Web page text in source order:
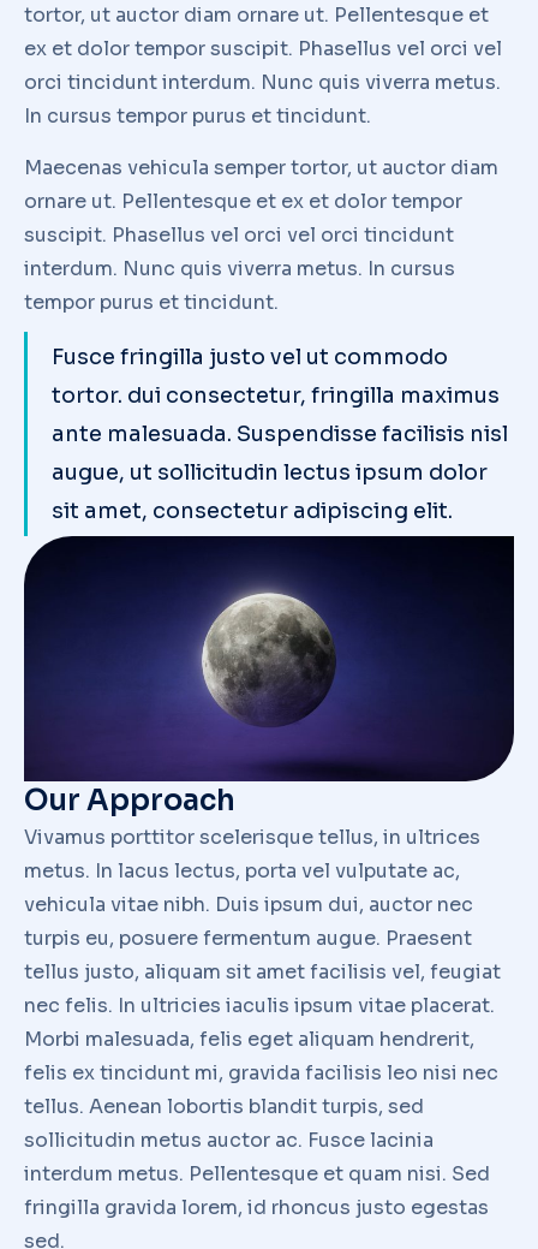
tortor, ut auctor diam ornare ut. Pellentesque et
ex et dolor tempor suscipit. Phasellus vel orci vel
orci tincidunt interdum. Nunc quis viverra metus.
In cursus tempor purus et tincidunt.
Maecenas vehicula semper tortor, ut auctor diam
ornare ut. Pellentesque et ex et dolor tempor
suscipit. Phasellus vel orci vel orci tincidunt
interdum. Nunc quis viverra metus. In cursus
tempor purus et tincidunt.
Fusce fringilla justo vel ut commodo
tortor. dui consectetur, fringilla maximus
ante malesuada. Suspendisse facilisis nisl
augue, ut sollicitudin lectus ipsum dolor
sit amet, consectetur adipiscing elit.
Our Approach
Vivamus porttitor scelerisque tellus, in ultrices
metus. In lacus lectus, porta vel vulputate ac,
vehicula vitae nibh. Duis ipsum dui, auctor nec
turpis eu, posuere fermentum augue. Praesent
tellus justo, aliquam sit amet facilisis vel, feugiat
nec felis. In ultricies iaculis ipsum vitae placerat.
Morbi malesuada, felis eget aliquam hendrerit,
felis ex tincidunt mi, gravida facilisis leo nisi nec
tellus. Aenean lobortis blandit turpis, sed
sollicitudin metus auctor ac. Fusce lacinia
interdum metus. Pellentesque et quam nisi. Sed
fringilla gravida lorem, id rhoncus justo egestas
sed.